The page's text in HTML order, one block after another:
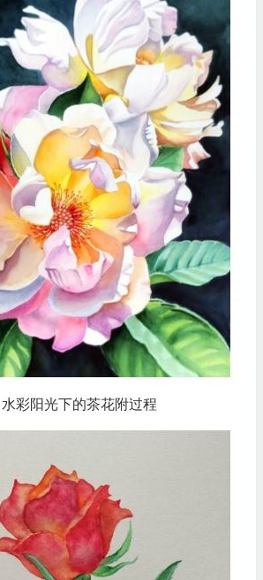
水彩阳光下的茶花附过程